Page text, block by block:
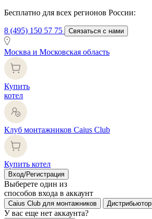
Бесплатно для всех регионов России:
8 (495) 150 57 75 Связаться с нами
Москва и Московская область
Купить
котел
Клуб монтажников Caius Club
Купить котел
Вход/Регистрация
Выберете один из
способов входа в аккаунт
Caius Club для монтажников Дистрибьютор
У вас еще нет аккаунта?